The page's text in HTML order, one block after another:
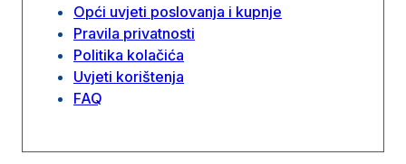
Opći uvjeti poslovanja i kupnje
Pravila privatnosti
Politika kolačića
Uvjeti korištenja
FAQ